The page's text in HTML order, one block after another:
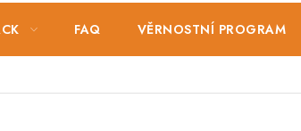
FAQ VĚRNOSTNÍ PROGRAM